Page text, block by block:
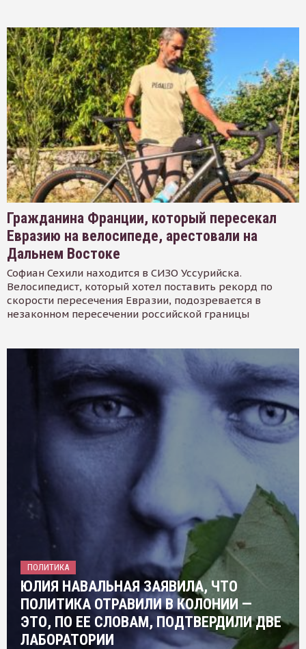
Гражданина Франции, который пересекал
Евразию на велосипеде, арестовали на
Дальнем Востоке
Софиан Сехили находится в СИЗО Уссурийска.
Велосипедист, который хотел поставить рекорд по
скорости пересечения Евразии, подозревается в
незаконном пересечении российской границы
ПОЛИТИКА
ЮЛИЯ НАВАЛЬНАЯ ЗАЯВИЛА, ЧТО
ПОЛИТИКА ОТРАВИЛИ В КОЛОНИИ —
ЭТО, ПО ЕЕ СЛОВАМ, ПОДТВЕРДИЛИ ДВЕ
ЛАБОРАТОРИИ